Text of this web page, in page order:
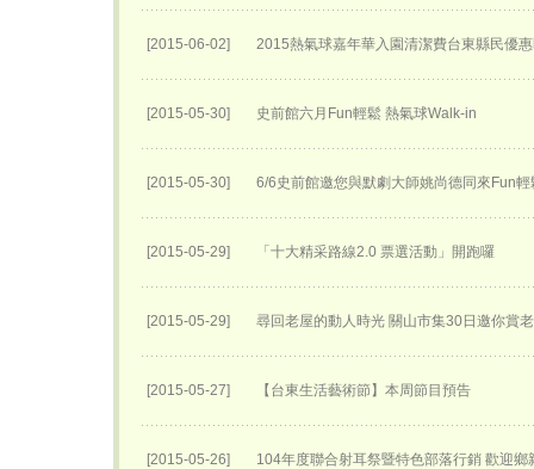
[2015-06-02] 2015熱氣球嘉年華入園清潔費台東縣民優
[2015-05-30] 史前館六月Fun輕鬆 熱氣球Walk-in
[2015-05-30] 6/6史前館邀您與默劇大師姚尚德同來Fun輕
[2015-05-29] 「十大精采路線2.0 票選活動」開跑囉
[2015-05-29] 尋回老屋的動人時光 關山市集30日邀你賞
[2015-05-27] 【台東生活藝術節】本周節目預告
[2015-05-26] 104年度聯合射耳祭暨特色部落行銷 歡迎鄉